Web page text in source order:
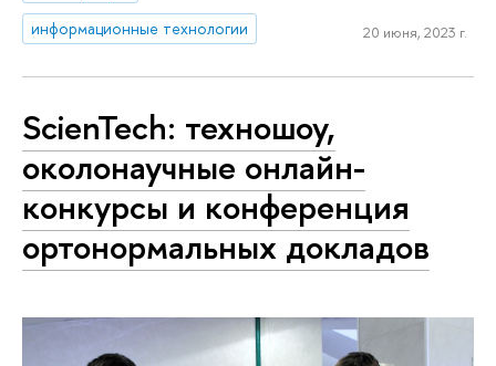
информационные технологии
20 июня, 2023 г.
ScienTech: техношоу,
околонаучные онлайн-
конкурсы и конференция
ортонормальных докладов